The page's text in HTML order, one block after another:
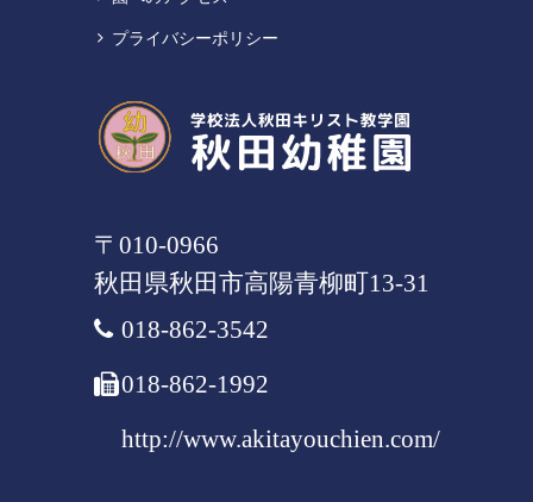
プライバシーポリシー
〒010-0966
秋田県秋田市高陽青柳町13-31
018-862-3542
018-862-1992
http://www.akitayouchien.com/